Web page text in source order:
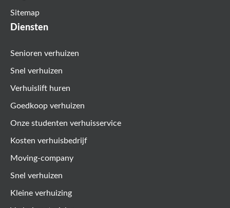
Sitemap
Diensten
Senioren verhuizen
Snel verhuizen
Verhuislift huren
Goedkoop verhuizen
Onze studenten verhuisservice
Kosten verhuisbedrijf
Moving-company
Snel verhuizen
Kleine verhuizing